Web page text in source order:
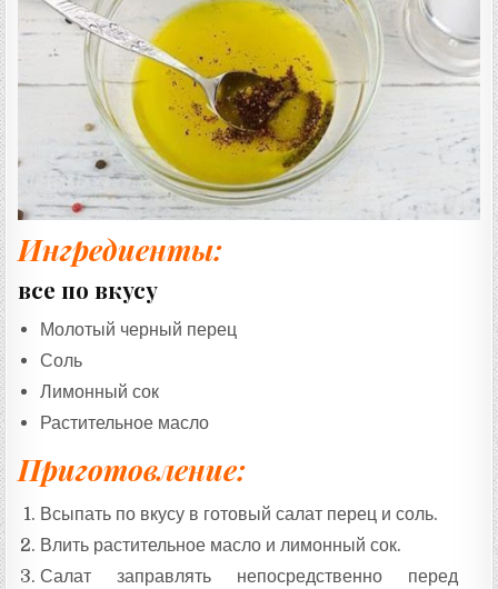
Ингредиенты:
все по вкусу
Молотый черный перец
Соль
Лимонный сок
Растительное масло
Приготовление:
Всыпать по вкусу в готовый салат перец и соль.
Влить растительное масло и лимонный сок.
Салат заправлять непосредственно перед